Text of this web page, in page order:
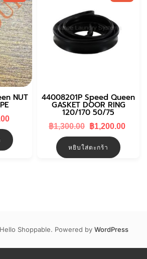
NUT
is:
฿50.00.
44008201P Speed Queen
GASKET DOOR RING
120/170 50/75
฿1,300.00 Original
฿1,300.00.
฿1,200.00
หยิบใส่ตะกร้า
Shoppable. Powered by WordPress